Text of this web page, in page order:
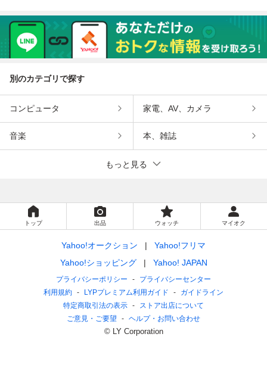
別のカテゴリで探す
コンピュータ 家電、AV、カメラ
音楽 本、雑誌
もっと見る
トップ 出品 ウォッチ マイオク
Yahoo!オークション
Yahoo!フリマ
Yahoo!ショッピング
Yahoo! JAPAN
プライバシーポリシー
プライバシーセンター
利用規約
LYPプレミアム利用ガイド
ガイドライン
特定商取引法の表示
ストア出店について
ご意見・ご要望
ヘルプ・お問い合わせ
© LY Corporation